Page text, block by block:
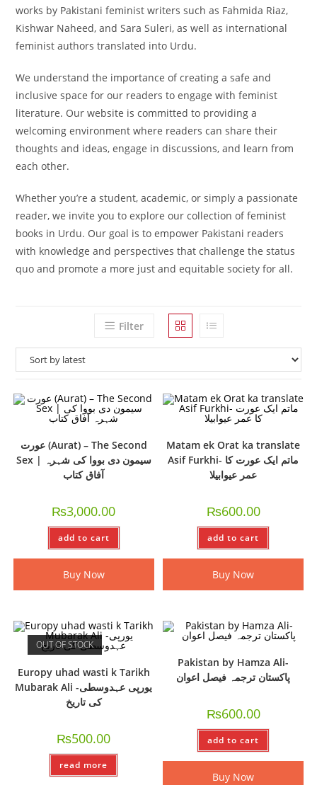
works by Pakistani feminist writers such as Fahmida Riaz,
Kishwar Naheed, and Sara Suleri, as well as international
feminist authors translated into Urdu.
We understand the importance of creating a safe and
inclusive space for our readers to engage with feminist
literature. Our website is committed to providing a
welcoming environment where readers can share their
thoughts and ideas, engage in discussions, and learn from
each other.
Whether you’re a student, academic, or simply a passionate
reader, we invite you to explore our collection of feminist
books in Urdu. Our goal is to empower Pakistani readers
with knowledge and perspectives that challenge the status
quo and promote a more just and equitable society for all.
Filter
عورت (Aurat) – The Second
Sex | سیمون دی بووا کی شہرہ
آفاق کتاب
₨3,000.00
add to cart
Buy Now
Matam ek Orat ka translate
Asif Furkhi- ماتم ایک عورت کا
عمر عیوابیلا
₨600.00
add to cart
Buy Now
OUT OF STOCK
Europy uhad wasti k Tarikh
Mubarak Ali -یورپی عہدوسطی
کی تاریخ
₨500.00
read more
Pakistan by Hamza Ali-
پاکستان ترجمہ فیصل اعوان
₨600.00
add to cart
Buy Now